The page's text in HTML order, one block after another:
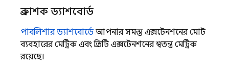
প্রকাশক ড্যাশবোর্ড
পাবলিশার ড্যাশবোর্ডেআপনার সমস্ত এক্সটেনশনের মোট
ব্যবহারের মেট্রিক এবং প্রতিটি এক্সটেনশনের স্বতন্ত্র মেট্রিক
রয়েছে।